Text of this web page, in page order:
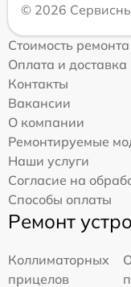
© 2026
Стоимость ремонта
Оплата и доставка
Контакты
Вакансии
О компании
Ремонтируемые
Наши услуги
Согласие на
Способы оплаты
Ремонт
Коллиматорных
прицелов